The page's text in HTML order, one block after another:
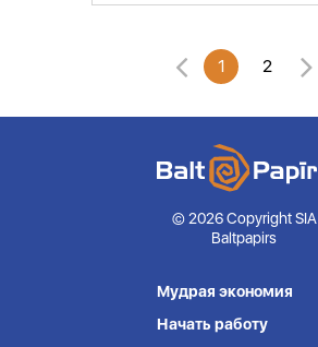
1 2
© 2026 Copyright SIA
Baltpapirs
Мудрая экономия
Начать работу